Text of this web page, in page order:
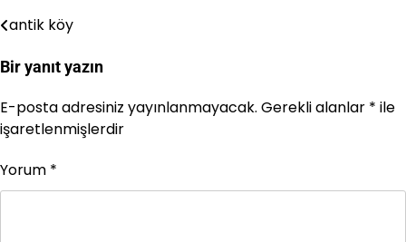
Yazı
gezinmesi
antik köy
Bir yanıt yazın
E-posta adresiniz yayınlanmayacak. Gerekli alanlar * ile
işaretlenmişlerdir
Yorum *